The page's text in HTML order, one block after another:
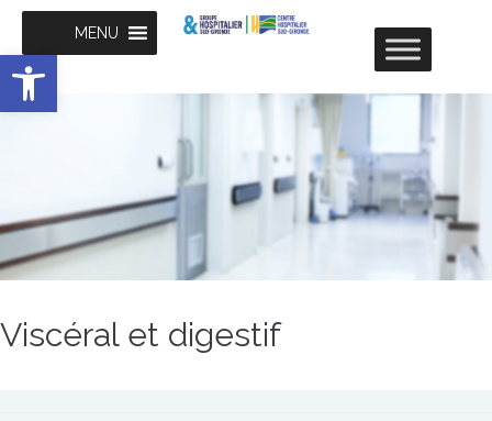
Ouvrir la barre d’outils
MENU
Viscéral et digestif